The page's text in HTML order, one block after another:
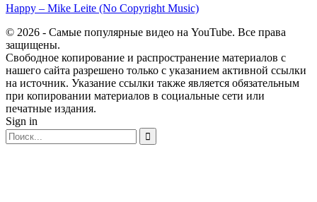
Happy – Mike Leite (No Copyright Music)
© 2026 - Самые популярные видео на YouTube. Все права
защищены.
Свободное копирование и распространение материалов с
нашего сайта разрешено только с указанием активной ссылки
на источник. Указание ссылки также является обязательным
при копировании материалов в социальные сети или
печатные издания.
Sign in